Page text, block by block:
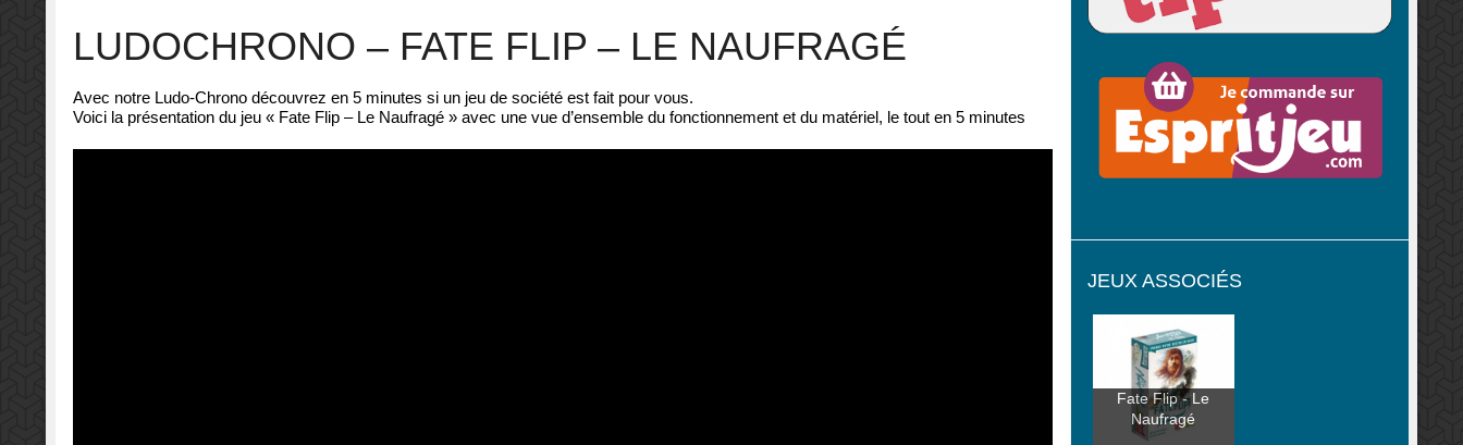
LUDOCHRONO – FATE FLIP – LE NAUFRAGÉ
Avec notre Ludo-Chrono découvrez en 5 minutes si un jeu de société est fait pour vous.
Voici la présentation du jeu « Fate Flip – Le Naufragé » avec une vue d’ensemble du fonctionnement et du matériel, le tout en 5 minutes
JEUX ASSOCIÉS
Fate Flip - Le
Naufragé